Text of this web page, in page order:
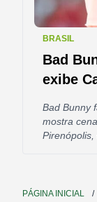
BRASIL
Bad
exibe
Bad Bunny
mostra
Pirenópolis,
PÁGINA INICIAL /